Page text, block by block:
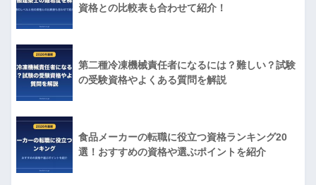
資格との比較表も合わせて紹介！
第二種冷凍機械責任者になるには？難しい？試験
の受験資格やよくある質問を解説
食品メーカーの転職に役立つ資格ランキング20
選！おすすめの資格や選ぶポイントを紹介